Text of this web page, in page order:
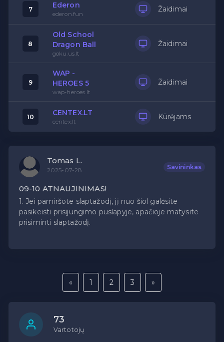
7 Ederon
ederon.fun
Žaidimai
8
Old School
Dragon Ball
goku.us.lt
Žaidimai
9
WAP -
HEROES 5
wap-heroes.lt
Žaidimai
10 CENTEX.LT
centex.lt
Kūrėjams
Tomas L.
2025-07-28 Savininkas
09-10 ATNAUJINIMAS!
1. Jei pamiršote slaptažodį, jį nuo šiol galėsite
pasikeisti prisijungimo puslapyje, apačioje matysite
prisiminti slaptažodį.
« 1 2 3 »
73
Vartotojų